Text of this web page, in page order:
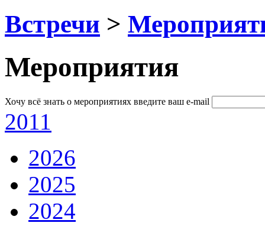
Встречи >
Мероприятия
Хочу всё знать о мероприятиях введите ваш e-mail
2011
2026
2025
2024